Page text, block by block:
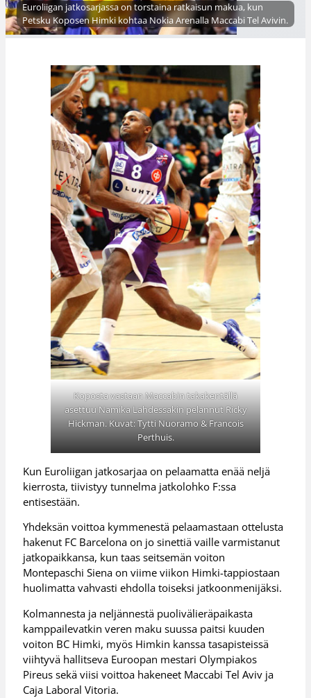
Euroliigan jatkosarjassa on torstaina ratkaisun makua, kun
Petsku Koposen Himki kohtaa Nokia Arenalla Maccabi Tel Avivin.
Koposta vastaan Maccabin takakentällä
asettuu Namika Lahdessakin pelannut Ricky
Hickman. Kuvat: Tytti Nuoramo & Francois
Perthuis.
Kun Euroliigan jatkosarjaa on pelaamatta enää neljä
kierrosta, tiivistyy tunnelma jatkolohko F:ssa
entisestään.
Yhdeksän voittoa kymmenestä pelaamastaan ottelusta
hakenut FC Barcelona on jo sinettiä vaille varmistanut
jatkopaikkansa, kun taas seitsemän voiton
Montepaschi Siena on viime viikon Himki-tappiostaan
huolimatta vahvasti ehdolla toiseksi jatkoonmenijäksi.
Kolmannesta ja neljännestä puolivälieräpaikasta
kamppailevatkin veren maku suussa paitsi kuuden
voiton BC Himki, myös Himkin kanssa tasapisteissä
viihtyvä hallitseva Euroopan mestari Olympiakos
Pireus sekä viisi voittoa hakeneet Maccabi Tel Aviv ja
Caja Laboral Vitoria.